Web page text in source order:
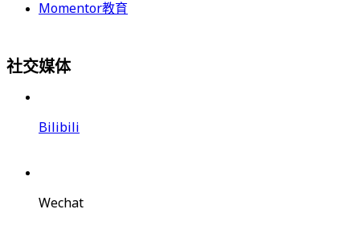
Momentor教育
社交媒体
Bilibili
Wechat